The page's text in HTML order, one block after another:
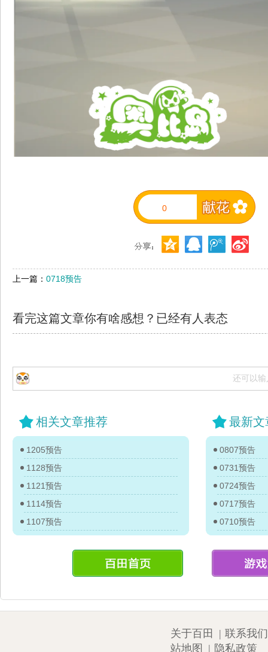
0
上一篇： 0718预告
看完这篇文章你有啥感想？已经有人表态
还可以输
相关文章推荐
1205预告
1128预告
1121预告
1114预告
1107预告
最新文
0807预告
0731预告
0724预告
0717预告
0710预告
关于百田 | 联系我们
站地图
| 隐私政策